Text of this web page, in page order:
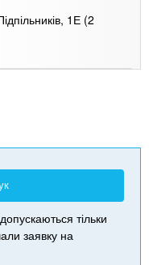
1Е (2
допускаються тільки
заявку на